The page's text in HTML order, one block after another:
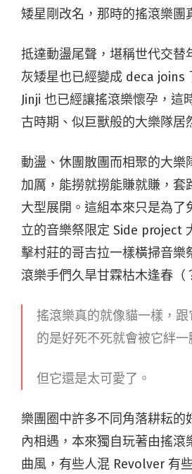
矮星剛改名，那時的搖滾樂團
抵達動盪尾聲，堪稱世代交替
灰矮星也已經變成 deca joins
Jinji 也已經讓搖滾樂懷孕，這
古時期、似巨獸般的大樂隊居
動盪、休團散團而相聚的大樂
加厲，能撈就撈能賺就賺，套
大型展開。這組本來只是為了
立的音樂祭限定 Side project
擊村莊的哥吉拉一樣橫掃音樂
滾樂手們久旱甘霖枯木逢春（
搖滾樂真的就像貓一樣，
的是好死不死就會被它絆一
但它還是太可愛了。
樂團圈中許多不同角落耕耘的
內相遇，本來獨自玩著由搖滾
曲風，有些人混 Revolver 有